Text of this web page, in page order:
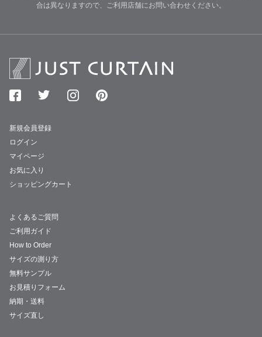
合は異なりますので、ご利用店舗にお問い合わせください。
新規会員登録
ログイン
マイページ
お気に入り
ショッピングカート
よくあるご質問
ご利用ガイド
How to Order
サイズの測り方
無料サンプル
お見積りフォーム
納期・送料
サイズ直し